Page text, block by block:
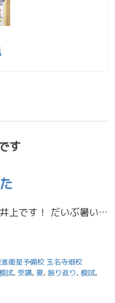
す
こんにちは！担任助手の井上です！ だいぶ暑い日が増えてきましたね！ 体育祭の練習もあってるので、熱中症には気をつけて頑張ってください！ 共通テスト本番レベル模試がありましたね さて、4月27日には共通テスト本番レベル模試 […]
進衛星予備校 玉名寺畑校
試, 受講, 夏, 振り返り, 模試,